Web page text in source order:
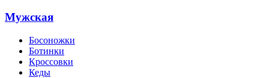
Мужская
Босоножки
Ботинки
Кроссовки
Кеды